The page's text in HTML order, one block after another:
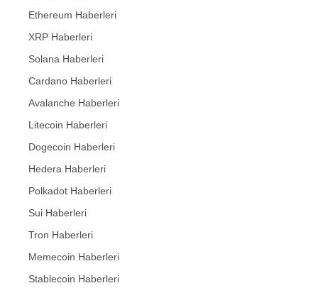
Ethereum Haberleri
XRP Haberleri
Solana Haberleri
Cardano Haberleri
Avalanche Haberleri
Litecoin Haberleri
Dogecoin Haberleri
Hedera Haberleri
Polkadot Haberleri
Sui Haberleri
Tron Haberleri
Memecoin Haberleri
Stablecoin Haberleri